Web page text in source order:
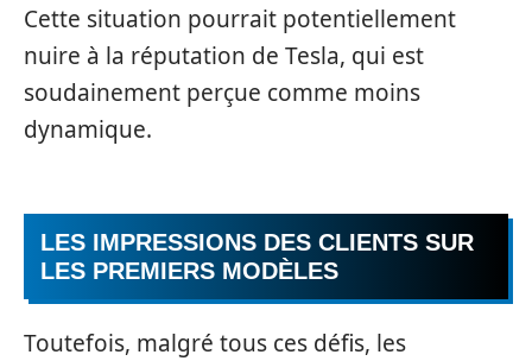
Cette situation pourrait potentiellement
nuire à la réputation de Tesla, qui est
soudainement perçue comme moins
dynamique.
LES IMPRESSIONS DES CLIENTS SUR
LES PREMIERS MODÈLES
Toutefois, malgré tous ces défis, les